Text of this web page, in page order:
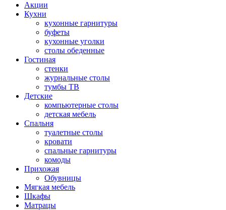
Акции
Кухни
кухонные гарнитуры
буфеты
кухонные уголки
столы обеденные
Гостиная
стенки
журнальные столы
тумбы ТВ
Детские
компьютерные столы
детская мебель
Спальня
туалетные столы
кровати
спальные гарнитуры
комоды
Прихожая
Обувницы
Мягкая мебель
Шкафы
Матрацы